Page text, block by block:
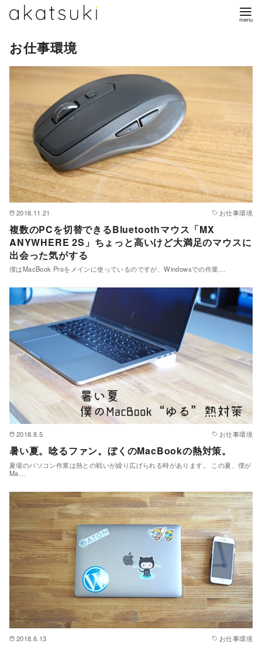
お仕事環境
2018.11.21 お仕事環境
複数のPCを切替できるBluetoothマウス「MX
ANYWHERE 2S」ちょっと高いけど大満足のマウスに
出会った気がする
僕はMacBook Proをメインに使っているのですが、Windowsでの作業…
2018.8.5 お仕事環境
暑い夏。唸るファン。ぼくのMacBookの熱対策。
夏場のパソコン作業は熱との戦いが繰り広げられる時があります。 この夏、僕が
Ma…
2018.6.13 お仕事環境